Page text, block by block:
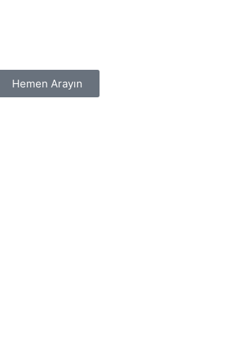
Hemen Arayın